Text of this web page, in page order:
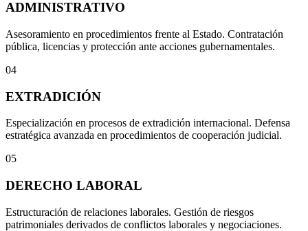
ADMINISTRATIVO
Asesoramiento en procedimientos frente al Estado. Contratación
pública, licencias y protección ante acciones gubernamentales.
04
EXTRADICIÓN
Especialización en procesos de extradición internacional. Defensa
estratégica avanzada en procedimientos de cooperación judicial.
05
DERECHO LABORAL
Estructuración de relaciones laborales. Gestión de riesgos
patrimoniales derivados de conflictos laborales y negociaciones.